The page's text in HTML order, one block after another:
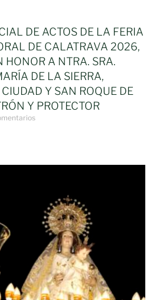
DE ACTOS DE LA FERIA
DE CALATRAVA 2026,
HONOR A NTRA. SRA.
DE LA SIERRA,
Y SAN ROQUE DE
Y PROTECTOR